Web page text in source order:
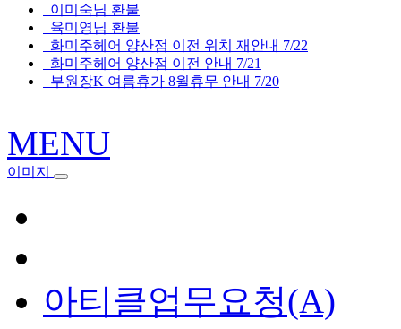
이미숙님 환불
육미영님 환불
화미주헤어 양산점 이전 위치 재안내 7/22
화미주헤어 양산점 이전 안내 7/21
부원장K 여름휴가 8월휴무 안내 7/20
MENU
이미지
아티클업무요청(A)